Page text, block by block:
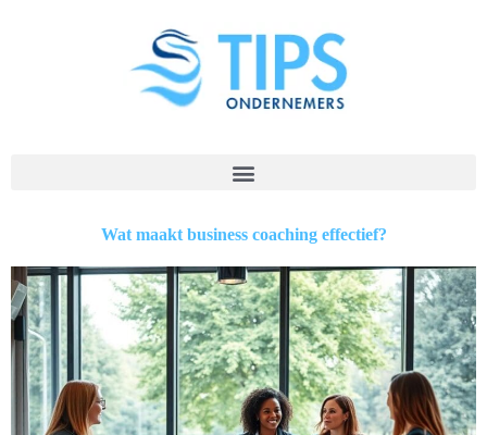
Wat maakt business coaching effectief?